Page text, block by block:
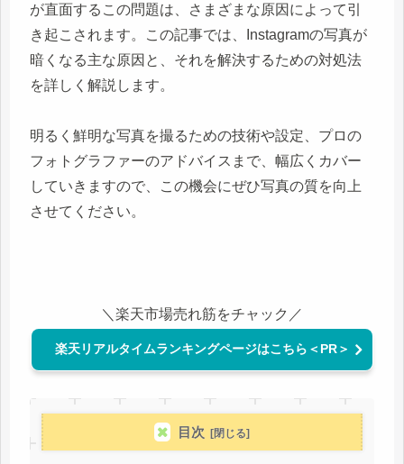
が直面するこの問題は、さまざまな原因によって引
き起こされます。この記事では、Instagramの写真が
暗くなる主な原因と、それを解決するための対処法
を詳しく解説します。
明るく鮮明な写真を撮るための技術や設定、プロの
フォトグラファーのアドバイスまで、幅広くカバー
していきますので、この機会にぜひ写真の質を向上
させてください。
＼楽天市場売れ筋をチャック／
楽天リアルタイムランキングページはこちら＜PR＞
目次